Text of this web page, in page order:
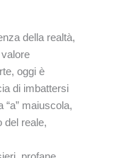
della realtà,
oggi è
di imbattersi
maiuscola,
del reale,